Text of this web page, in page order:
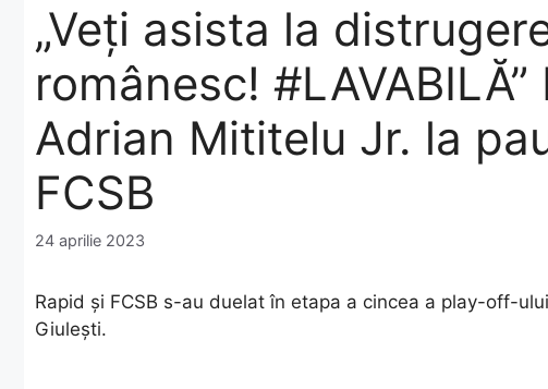
„Veți asista la
românesc!
Adrian Mititelu Jr. la
FCSB
24 aprilie 2023
Rapid și FCSB s-au duelat în etapa a cincea a play-off-
Giulești.